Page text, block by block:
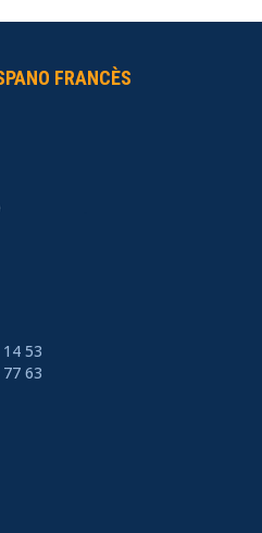
FRANCÈS
15-19
53
63